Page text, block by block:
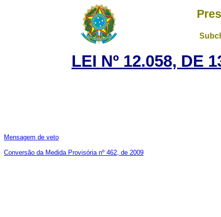
LEI Nº 12.058, DE
Mensagem de veto
Conversão da Medida Provisória nº 462, de 2009